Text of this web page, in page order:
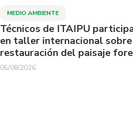
MEDIO AMBIENTE
Técnicos de ITAIPU
en taller internacional sobre
restauración del paisaje
05/08/2026